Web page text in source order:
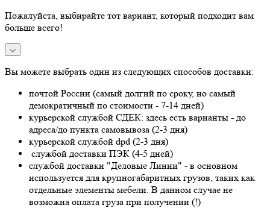
Пожалуйста, выбирайте тот вариант, который подходит вам
больше всего!
Вы можете выбрать один из следующих способов доставки:
почтой России (самый долгий по сроку, но самый
демократичный по стоимости - 7-14 дней)
курьерской службой СДЕК: здесь есть варианты - до
адреса/до пункта самовывоза (2-3 дня)
курьерской службой dpd (2-3 дня)
службой доставки ПЭК (4-5 дней)
службой доставки "Деловые Линии" - в основном
используется для крупногабаритных грузов, таких как
отдельные элементы мебели. В данном случае не
возможна оплата груза при получении (!)